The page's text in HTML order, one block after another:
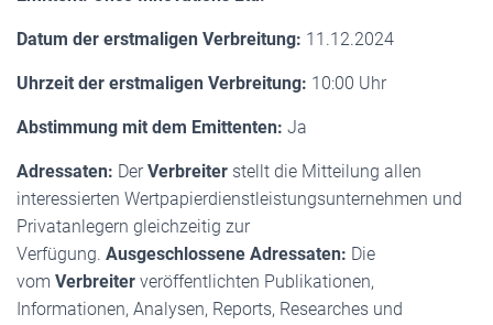
Datum der erstmaligen Verbreitung: 11.12.2024
Uhrzeit der erstmaligen Verbreitung: 10:00 Uhr
Abstimmung mit dem Emittenten: Ja
Adressaten: DerVerbreiter stellt die Mitteilung allen
interessierten Wertpapierdienstleistungsunternehmen und
Privatanlegern gleichzeitig zur
Verfügung. Ausgeschlossene Adressaten: Die
vom Verbreiter veröffentlichten Publikationen,
Informationen, Analysen, Reports, Researches und